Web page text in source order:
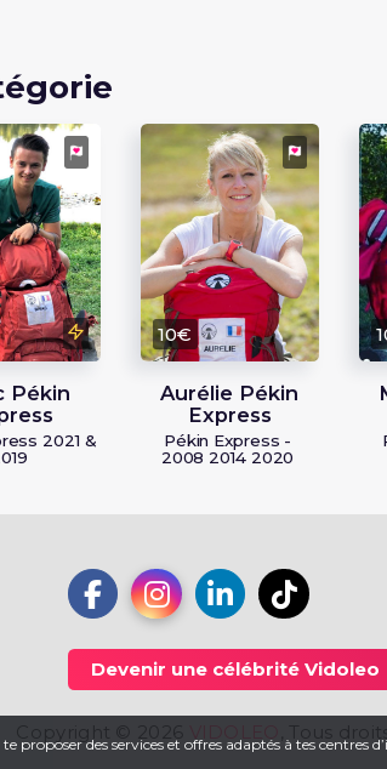
Pékin
2021 &
10€
Aurélie Pékin
Express
Pékin Express -
2008 2014 2020
Devenir une célébrité Vidoleo
des services et offres adaptés à tes centres